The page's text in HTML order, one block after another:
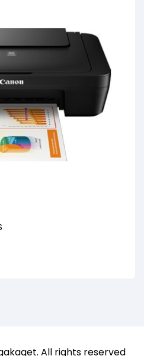
. All rights reserved